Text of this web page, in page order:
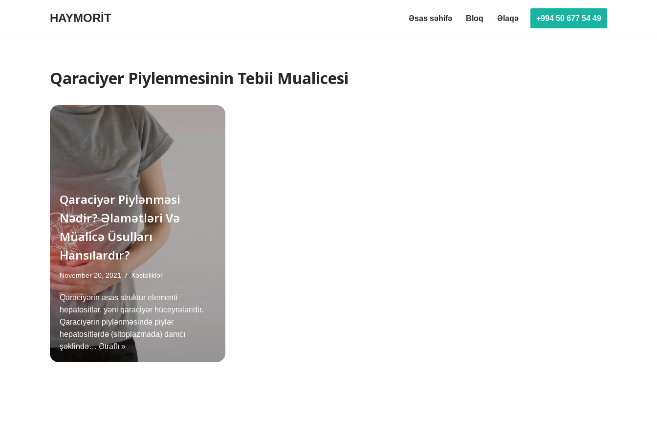
HAYMORİT Əsas səhifə Bloq Əlaqə +994 50 677 54 49
Qaraciyer Piylenmesinin Tebii Mualicesi
Qaraciyər Piylənməsi
Nədir? Əlamətləri Və
Müalicə Üsulları
Hansılardır?
November 20, 2021 Xəstəliklər
Qaraciyərin əsas struktur elementi
hepatositlər, yəni qaraciyər hüceyrələridir.
Qaraciyərin piylənməsində piylər
hepatositlərdə (sitoplazmada) damcı
şəklində…Ətraflı »